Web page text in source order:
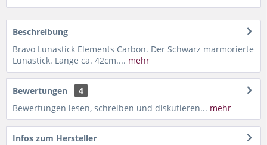
Beschreibung
Bravo Lunastick Elements Carbon. Der Schwarz marmorierte
Lunastick. Länge ca. 42cm.... mehr
Bewertungen
4
Bewertungen lesen, schreiben und diskutieren... mehr
Infos zum Hersteller